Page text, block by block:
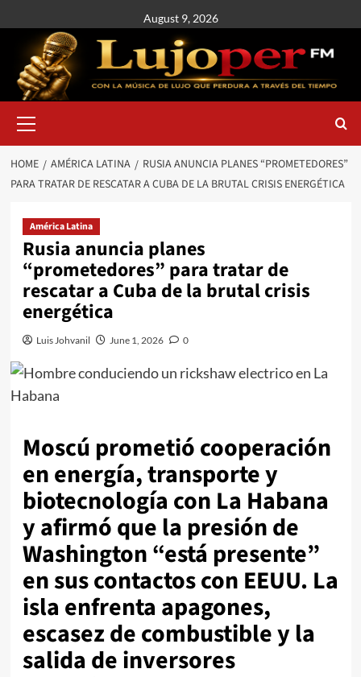
August 9, 2026
HOME AMÉRICA LATINA
RUSIA ANUNCIA PLANES “PROMETEDORES”
PARA TRATAR DE RESCATAR A CUBA DE LA BRUTAL CRISIS ENERGÉTICA
América Latina
Rusia anuncia planes
“prometedores” para tratar de
rescatar a Cuba de la brutal crisis
energética
Luis Johvanil June 1, 2026 0
Moscú prometió cooperación
en energía, transporte y
biotecnología con La Habana
y afirmó que la presión de
Washington “está presente”
en sus contactos con EEUU. La
isla enfrenta apagones,
escasez de combustible y la
salida de inversores